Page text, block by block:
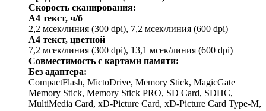
Скорость сканирования:
A4 текст, ч/б
2,2 мсек/линия (300 dpi), 7,2 мсек/линия (600 dpi)
A4 текст, цветной
7,2 мсек/линия (300 dpi), 13,1 мсек/линия (600 dpi)
Совместимость с картами памяти:
Без адаптера:
CompactFlash, MictoDrive, Memory Stick, MagicGate
Memory Stick, Memory Stick PRO, SD Card, SDHC,
MultiMedia Card, xD-Picture Card, xD-Picture Card Type-M,